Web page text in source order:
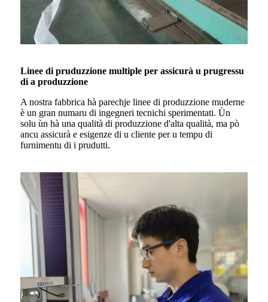
Linee di pruduzzione multiple per assicurà u prugressu
di a produzzione
A nostra fabbrica hà parechje linee di produzzione muderne
è un gran numaru di ingegneri tecnichi sperimentati. Ùn
solu ùn hà una qualità di produzzione d'alta qualità, ma pò
ancu assicurà e esigenze di u cliente per u tempu di
furnimentu di i prudutti.